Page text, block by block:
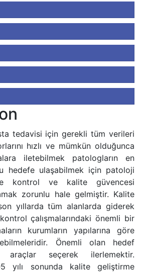
tedavisi için gerekli tüm verileri
hızlı ve mümkün olduğunca
iletebilmek patologların en
hedefe ulaşabilmek için patoloji
kontrol ve kalite güvencesi
zorunlu hale gelmiştir. Kalite
yıllarda tüm alanlarda giderek
çalışmalarındaki önemli bir
kurumların yapılarına göre
Önemli olan hedef
araçlar seçerek ilerlemektir.
yılı sonunda kalite geliştirme